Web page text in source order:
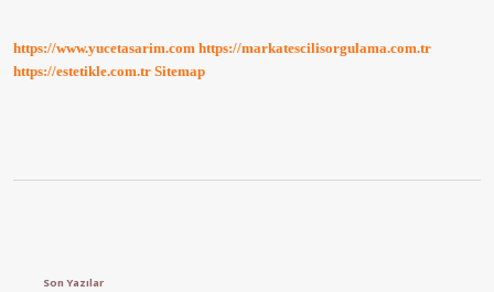
https://www.yucetasarim.com https://markatescilisorgulama.com.tr
https://estetikle.com.tr Sitemap
Son Yazılar